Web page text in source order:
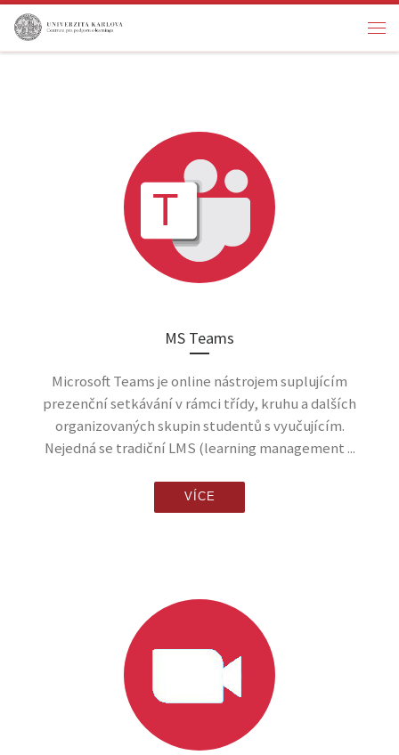
Skip to content
MS Teams
Microsoft Teams je online nástrojem suplujícím
prezenční setkávání v rámci třídy, kruhu a dalších
organizovaných skupin studentů s vyučujícím.
Nejedná se tradiční LMS (learning management ...
VÍCE